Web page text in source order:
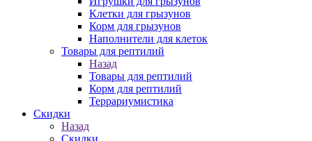
Клетки для грызунов
Корм для грызунов
Наполнители для клеток
Товары для рептилий
Назад
Товары для рептилий
Корм для рептилий
Террариумистика
Скидки
Назад
Скидки